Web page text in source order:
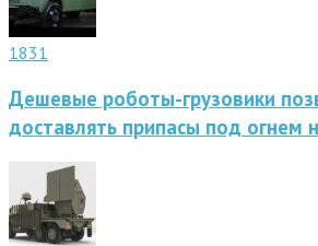
1831
Дешевые роботы-грузовики
доставлять припасы под огнем